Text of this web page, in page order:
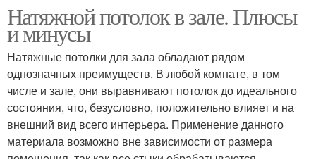
Натяжной потолок в зале. Плюсы
и минусы
Натяжные потолки для зала обладают рядом
однозначных преимуществ. В любой комнате, в том
числе и зале, они выравнивают потолок до идеального
состояния, что, безусловно, положительно влияет и на
внешний вид всего интерьера. Применение данного
материала возможно вне зависимости от размера